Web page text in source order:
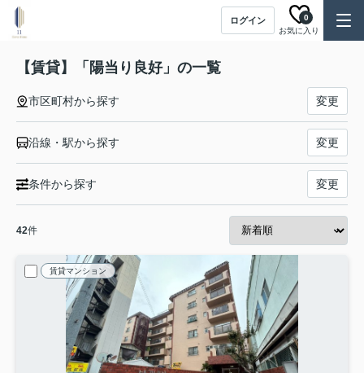
ログイン
お気に入り
0
【賃貸】「陽当り良好」の一覧
市区町村から探す 変更
沿線・駅から探す 変更
条件から探す 変更
42件
賃貸マンション